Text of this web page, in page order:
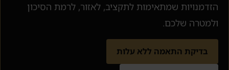
הזדמנויות שמתאימות לתקציב, לאזור, לרמת הסיכון
ולמטרה שלכם.
בדיקת התאמה ללא עלות